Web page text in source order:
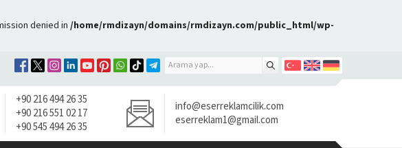
denied in /home/rmdizayn/domains/rmdizayn.com/public_html/wp-
+90 216 494 26 35
+90 216 551 02 17
+90 545 494 26 35
info@eserreklamcilik.com
eserreklam1@gmail.com